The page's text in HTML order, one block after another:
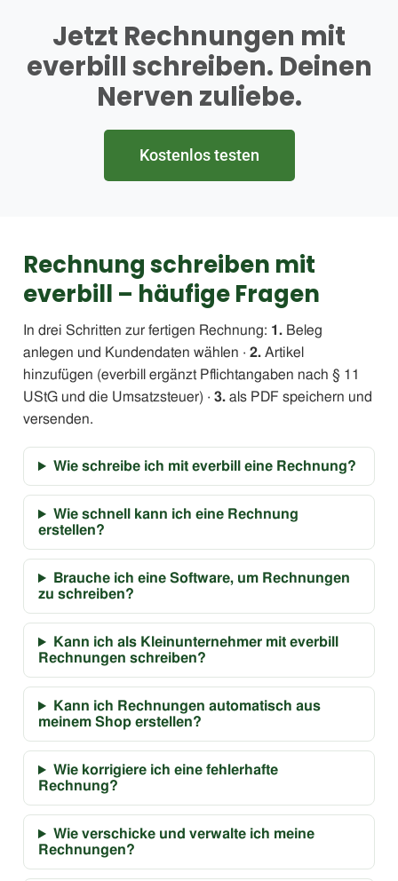
Jetzt Rechnungen mit
everbill schreiben. Deinen
Nerven zuliebe.
Kostenlos testen
Rechnung schreiben mit
everbill – häufige Fragen
In drei Schritten zur fertigen Rechnung: 1. Beleg
anlegen und Kundendaten wählen · 2. Artikel
hinzufügen (everbill ergänzt Pflichtangaben nach § 11
UStG und die Umsatzsteuer) · 3. als PDF speichern und
versenden.
Wie schreibe ich mit everbill eine Rechnung?
Wie schnell kann ich eine Rechnung
erstellen?
Brauche ich eine Software, um Rechnungen
zu schreiben?
Kann ich als Kleinunternehmer mit everbill
Rechnungen schreiben?
Kann ich Rechnungen automatisch aus
meinem Shop erstellen?
Wie korrigiere ich eine fehlerhafte
Rechnung?
Wie verschicke und verwalte ich meine
Rechnungen?